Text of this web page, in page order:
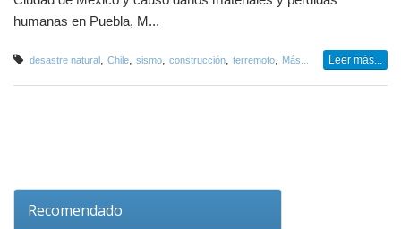
humanas en Puebla, M...
desastre natural, Chile, sismo, construcción, terremoto, Más... Leer más...
Recomendado